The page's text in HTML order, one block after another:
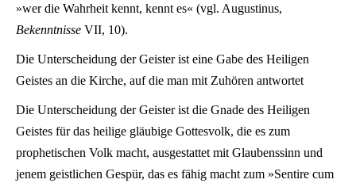
»wer die Wahrheit kennt, kennt es« (vgl. Augustinus,
Bekenntnisse VII, 10).
Die Unterscheidung der Geister ist eine Gabe des Heiligen
Geistes an die Kirche, auf die man mit Zuhören antwortet
Die Unterscheidung der Geister ist die Gnade des Heiligen
Geistes für das heilige gläubige Gottesvolk, die es zum
prophetischen Volk macht, ausgestattet mit Glaubenssinn und
jenem geistlichen Gespür, das es fähig macht zum »Sentire cum